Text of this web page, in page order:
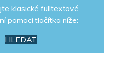
klasické fulltextové
pomocí tlačítka níže:
HLEDAT